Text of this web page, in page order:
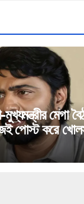
মেগা
পোস্ট করে